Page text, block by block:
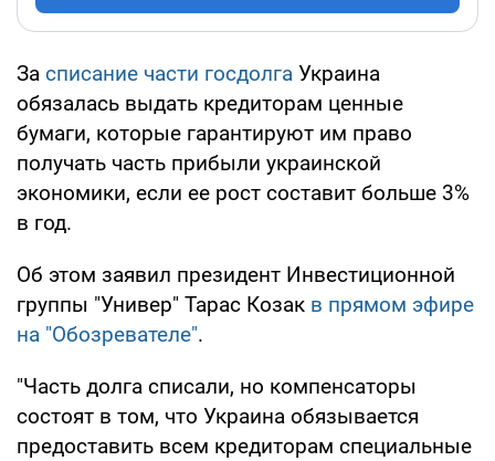
За списание части госдолга Украина
обязалась выдать кредиторам ценные
бумаги, которые гарантируют им право
получать часть прибыли украинской
экономики, если ее рост составит больше 3%
в год.
Об этом заявил президент Инвестиционной
группы "Универ" Тарас Козак в прямом эфире
на "Обозревателе".
"Часть долга списали, но компенсаторы
состоят в том, что Украина обязывается
предоставить всем кредиторам специальные